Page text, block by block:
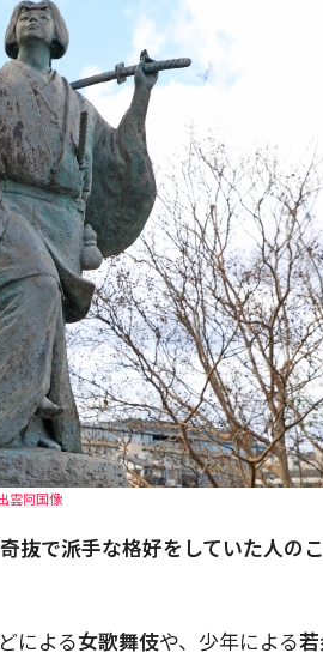
雲阿国像
抜で派手な格好をしていた人の
による女歌舞伎や、少年による